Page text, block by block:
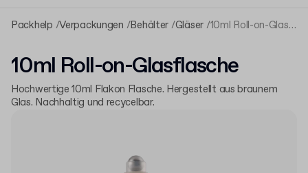
Packhelp Verpackungen Behälter Gläser 10ml Roll-on-Glasflasche
10ml Roll-on-Glasflasche
Hochwertige 10ml Flakon Flasche. Hergestellt aus braunem
Glas. Nachhaltig und recycelbar.